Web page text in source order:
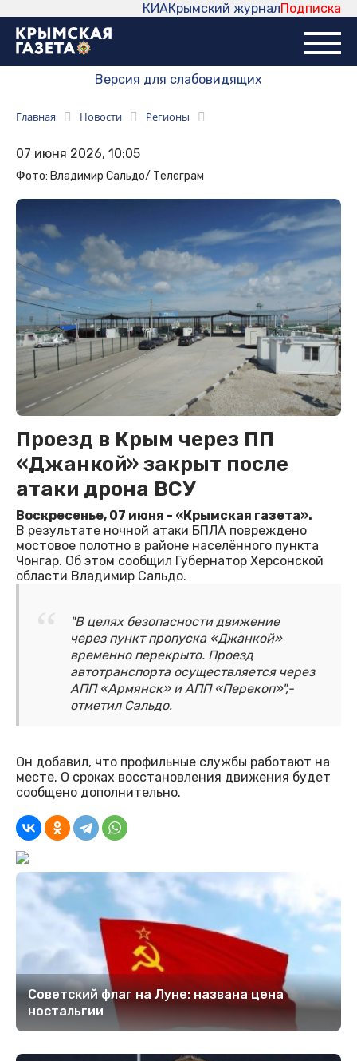
Подписка
Крымский журнал
КИА
Версия для слабовидящих
Главная Новости Регионы
07 июня 2026, 10:05
Фото: Владимир Сальдо/ Телеграм
Проезд в Крым через ПП
«Джанкой» закрыт после
атаки дрона ВСУ
Воскресенье, 07 июня - «Крымская газета».
В результате ночной атаки БПЛА повреждено
мостовое полотно в районе населённого пункта
Чонгар. Об этом сообщил Губернатор Херсонской
области Владимир Сальдо.
"В целях безопасности движение
через пункт пропуска «Джанкой»
временно перекрыто. Проезд
автотранспорта осуществляется через
АПП «Армянск» и АПП «Перекоп»",-
отметил Сальдо.
Он добавил, что профильные службы работают на
месте. О сроках восстановления движения будет
сообщено дополнительно.
Советский флаг на Луне: названа цена
ностальгии